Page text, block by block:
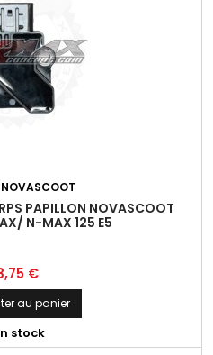
NOVASCOOT
PAPILLON NOVASCOOT
N-MAX 125 E5
€
au panier
stock